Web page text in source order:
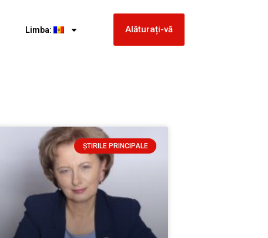
Limba: Alăturați-vă
ȘTIRILE PRINCIPALE